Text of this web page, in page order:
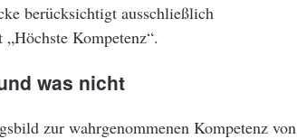
berücksichtigt ausschließlich
Kompetenz“.
was nicht
zur wahrgenommenen Kompetenz von